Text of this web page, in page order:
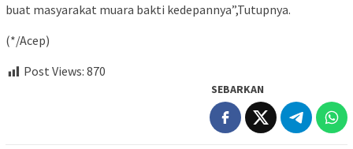
buat masyarakat muara bakti kedepannya”,Tutupnya.
(*/Acep)
Post Views: 870
SEBARKAN